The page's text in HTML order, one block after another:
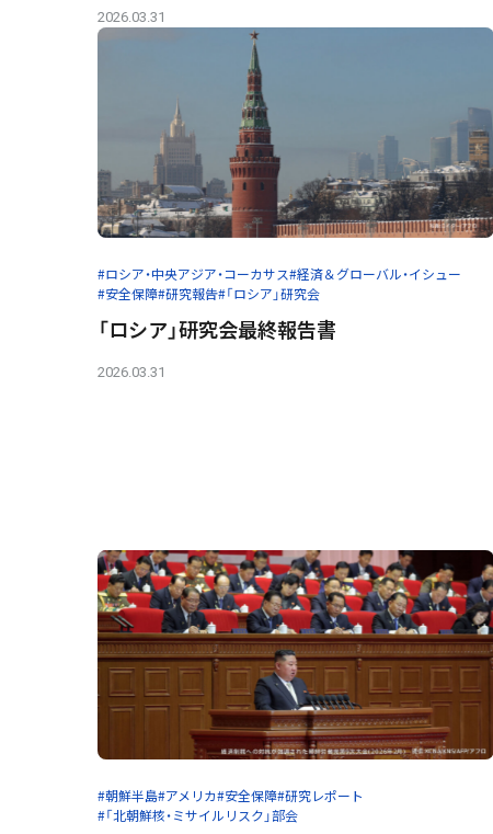
2026.03.31
#ロシア・中央アジア・コーカサス#経済＆グローバル・イシュー
#安全保障#研究報告#「ロシア」研究会
「ロシア」研究会最終報告書
2026.03.31
#朝鮮半島#アメリカ#安全保障#研究レポート
#「北朝鮮核・ミサイルリスク」部会